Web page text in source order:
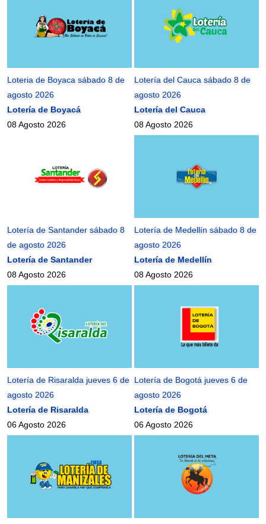
Loteria de Boyaca sábado 8 de
agosto 2026
Lotería de Boyacá
08 Agosto 2026
Lotería del Cauca sábado 8 de
agosto 2026
Lotería del Cauca
08 Agosto 2026
Lotería de Santander sábado 8
de agosto 2026
Lotería de Santander
08 Agosto 2026
Lotería de Medellín sábado 8 de
agosto 2026
Lotería de Medellín
08 Agosto 2026
Lotería de Risaralda jueves 6 de
agosto 2026
Lotería de Risaralda
06 Agosto 2026
Lotería de Bogotá jueves 6 de
agosto 2026
Lotería de Bogotá
06 Agosto 2026